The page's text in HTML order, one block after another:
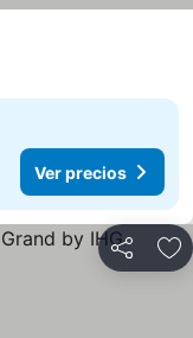
Ver precios
Compartir